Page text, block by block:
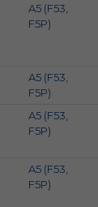
A5 (F53,
F5P)
A5 (F53,
F5P)
A5 (F53,
F5P)
A5 (F53,
F5P)